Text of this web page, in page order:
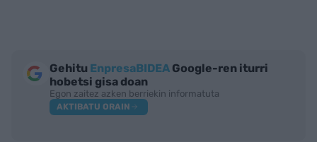
Gehitu EnpresaBIDEA Google-ren iturri
hobetsi gisa doan
Egon zaitez azken berriekin informatuta
AKTIBATU ORAIN